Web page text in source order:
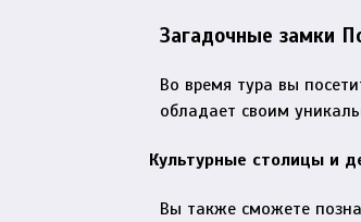
Загадочные замки
Во время тура вы
обладает своим
Культурные столицы и
Вы также сможете